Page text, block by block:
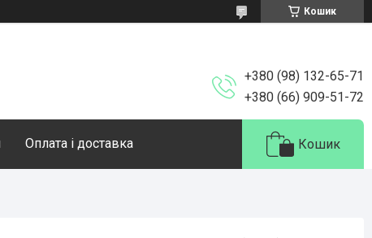
Кошик
+380 (98) 132-65-71
+380 (66) 909-51-72
Оплата і доставка Кошик